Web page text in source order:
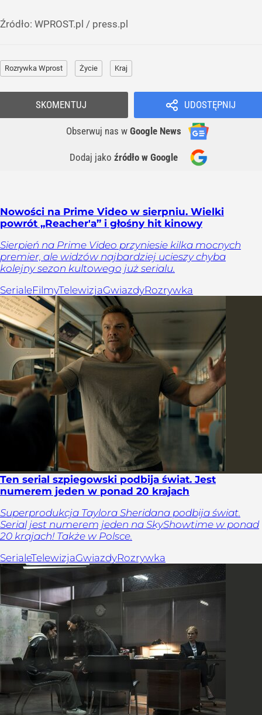
Źródło: WPROST.pl / press.pl
Rozrywka Wprost Życie Kraj
UDOSTĘPNIJ
Obserwuj nas w Google News
Dodaj jako źródło w Google
SKOMENTUJ
Nowości na Prime Video w sierpniu. Wielki
powrót „Reacher'a” i głośny hit kinowy
Sierpień na Prime Video przyniesie kilka mocnych
premier, ale widzów najbardziej ucieszy chyba
kolejny sezon kultowego już serialu.
SerialeFilmyTelewizjaGwiazdyRozrywka
Ten serial szpiegowski podbija świat. Jest
numerem jeden w ponad 20 krajach
Superprodukcja Taylora Sheridana podbija świat.
Serial jest numerem jeden na SkyShowtime w ponad
20 krajach! Także w Polsce.
SerialeTelewizjaGwiazdyRozrywka